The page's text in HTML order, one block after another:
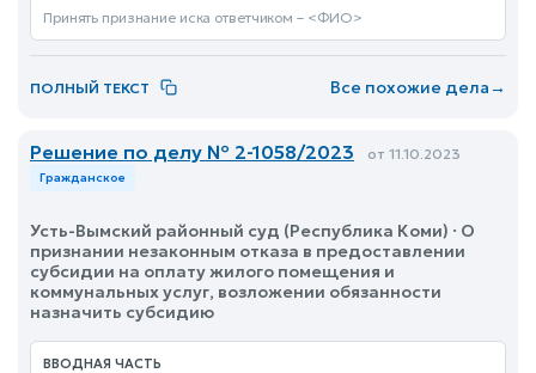
Принять признание иска ответчиком – <ФИО>
ПОЛНЫЙ ТЕКСТ Все похожие дела→
Решение по делу № 2-1058/2023 от 11.10.2023
Гражданское
Усть-Вымский районный суд (Республика Коми) · О
признании незаконным отказа в предоставлении
субсидии на оплату жилого помещения и
коммунальных услуг, возложении обязанности
назначить субсидию
ВВОДНАЯ ЧАСТЬ